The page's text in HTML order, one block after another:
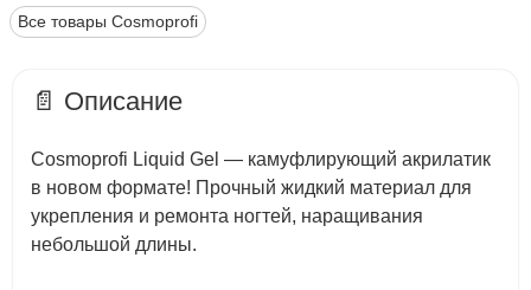
Все товары Cosmoprofi
📄 Описание
Cosmoprofi Liquid Gel — камуфлирующий акрилатик
в новом формате! Прочный жидкий материал для
укрепления и ремонта ногтей, наращивания
небольшой длины.